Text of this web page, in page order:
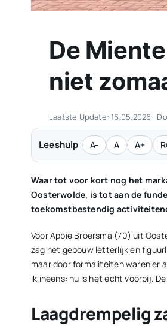
De
niet
Laatste Update: 16.05.2026
Leeshulp A- A A+
Waar tot voor kort nog het
Oosterwolde, is tot aan de
toekomstbestendig
Voor Appie Broersma (70) uit
zag het gebouw letterlijk en
maar door formaliteiten waren er
ik ineens: nu is het echt voorbij.
Laagdrempelig